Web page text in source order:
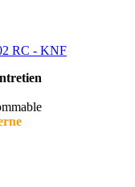
RC - KNF